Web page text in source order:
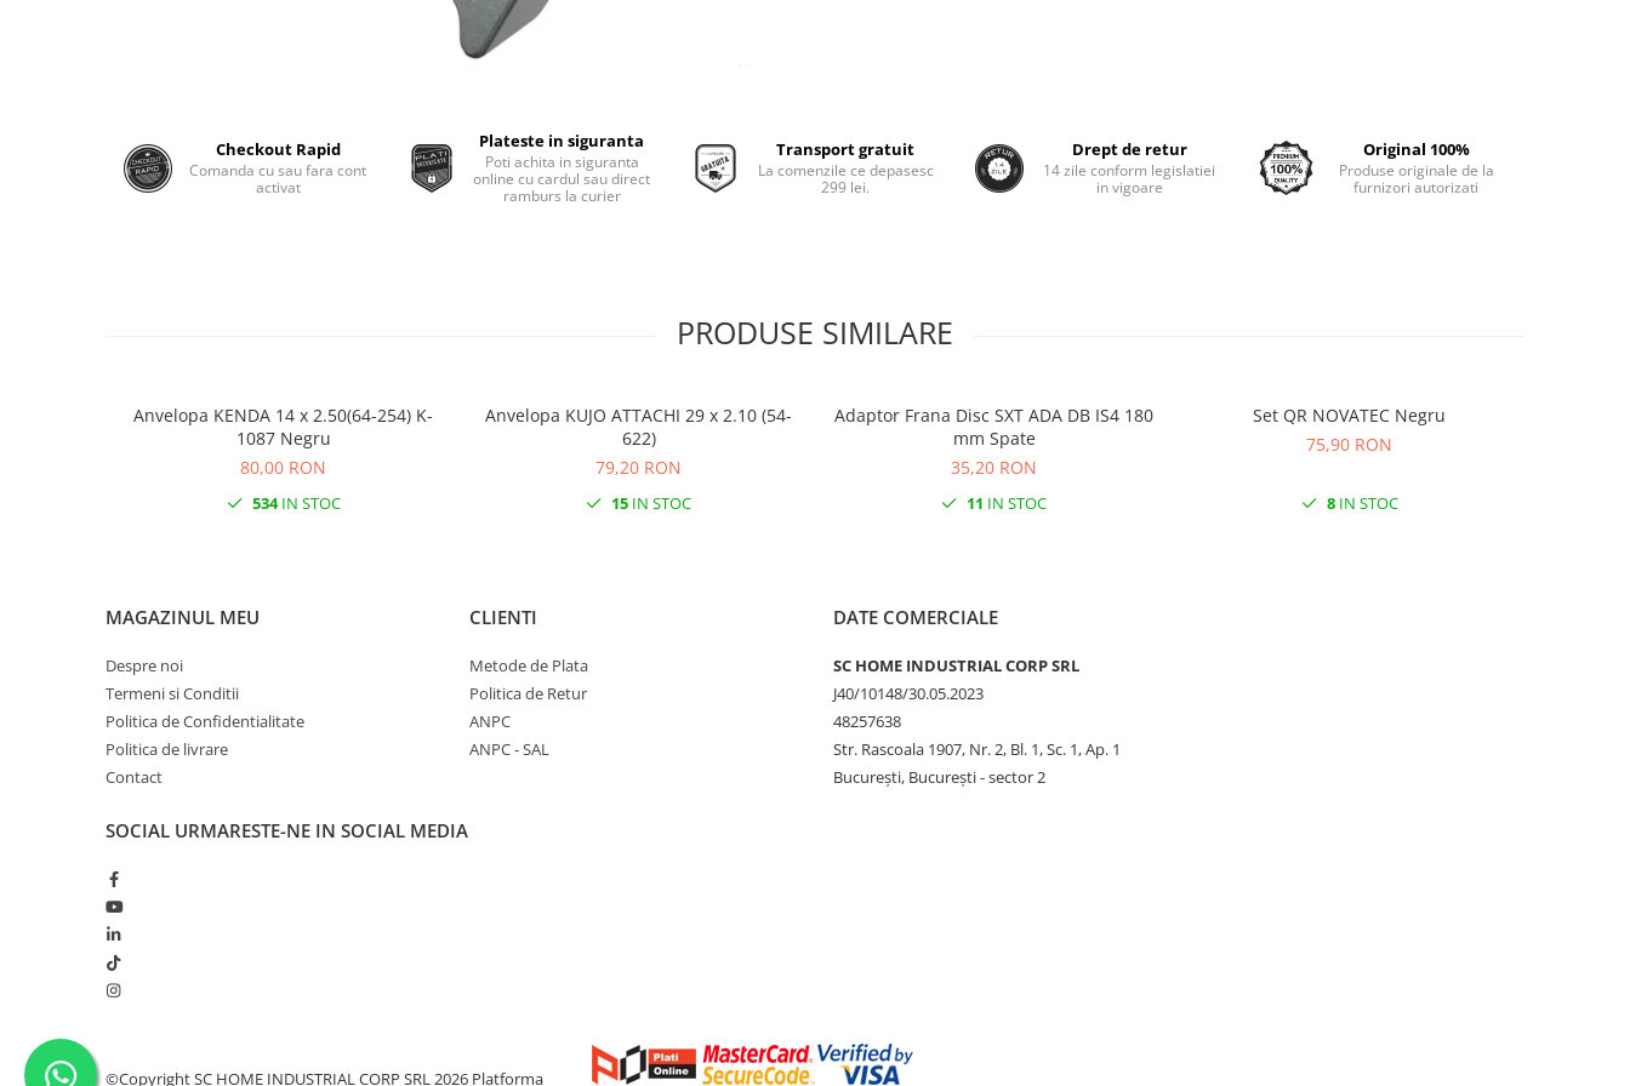
Checkout Rapid
Comanda cu sau fara cont
activat
Plateste in siguranta
Poti achita in siguranta
online cu cardul sau direct
ramburs la curier
Transport gratuit
La comenzile ce depasesc
299 lei.
Drept de retur
14 zile conform legislatiei
in vigoare
Original 100%
Produse originale de la
furnizori autorizati
PRODUSE SIMILARE
Anvelopa KENDA 14 x 2.50(64-254) K-
1087 Negru
80,00 RON
534IN STOC
Anvelopa KUJO ATTACHI 29 x 2.10 (54-
622)
79,20 RON
15 IN STOC
Adaptor Frana Disc SXT ADA DB IS4 180
mm Spate
35,20 RON
11 IN STOC
Set QR NOVATEC Negru
75,90 RON
8IN STOC
MAGAZINUL MEU
Despre noi
Termeni si Conditii
Politica de Confidentialitate
Politica de livrare
Contact
CLIENTI
Metode de Plata
Politica de Retur
ANPC
ANPC - SAL
DATE COMERCIALE
SC HOME INDUSTRIAL CORP SRL
J40/10148/30.05.2023
48257638
Str. Rascoala 1907, Nr. 2, Bl. 1, Sc. 1, Ap. 1
București, București - sector 2
SOCIAL URMARESTE-NE IN SOCIAL MEDIA
©Copyright SC HOME INDUSTRIAL CORP SRL 2026 Platforma